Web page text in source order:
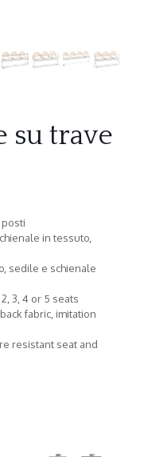
su trave
posti
in tessuto,
sedile e schienale
2, 3, 4 or 5 seats
fabric, imitation
resistant seat and